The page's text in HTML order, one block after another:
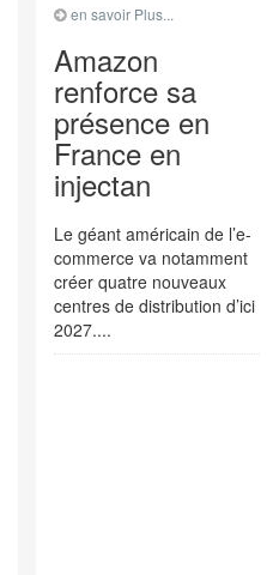
en savoir Plus...
Amazon
renforce sa
présence en
France en
injectan
Le géant américain de l’e-
commerce va notamment
créer quatre nouveaux
centres de distribution d’ici
2027....